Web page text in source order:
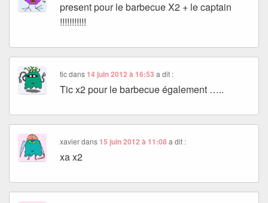
present pour le barbecue X2 + le captain
!!!!!!!!!!!
ticdans 14 juin 2012 à 16:53 a dit :
Tic x2 pour le barbecue également …..
xavierdans 15 juin 2012 à 11:08 a dit :
xa x2